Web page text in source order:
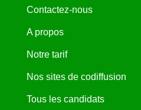
Contactez-nous
A propos
Notre tarif
Nos sites de codiffusion
Tous les candidats